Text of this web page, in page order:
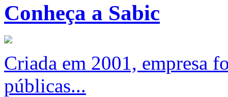
Conheça a Sabic
Criada em 2001, empresa
públicas...